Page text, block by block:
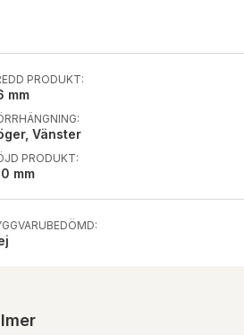
PRODUKT:
mm
Vänster
PRODUKT:
mm